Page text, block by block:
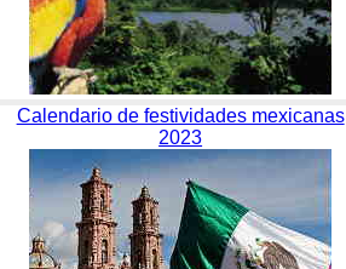
Calendario de festividades mexicanas
2023